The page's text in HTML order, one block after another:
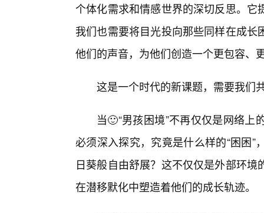
个体化需求和情感世界的深切反思。
我们也需要将目光投向那些同样在成
他们的声音，为他们创造一个更包容、
这是一个时代的新课题，需要我们
当🙂“男孩困境”不再仅仅是网络
必须深入探究，究竟是什么样的“困困
日葵般自由舒展？这不仅仅是外部环
在潜移默化中塑造着他们的成长轨迹。